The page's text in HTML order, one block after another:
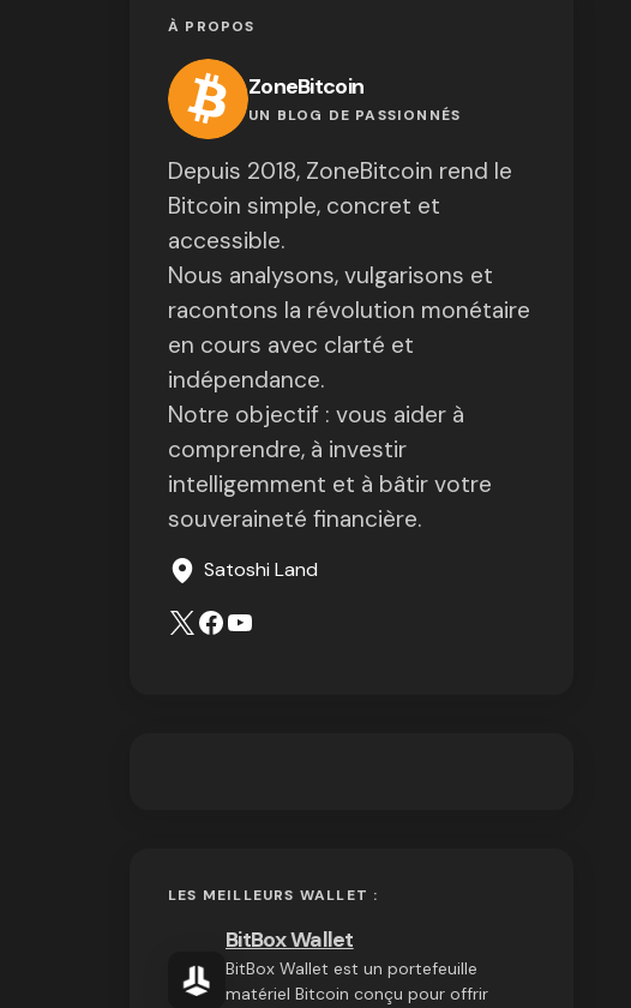
À PROPOS
ZoneBitcoin
UN BLOG DE PASSIONNÉS
Depuis 2018, ZoneBitcoin rend le
Bitcoin simple, concret et
accessible.
Nous analysons, vulgarisons et
racontons la révolution monétaire
en cours avec clarté et
indépendance.
Notre objectif : vous aider à
comprendre, à investir
intelligemment et à bâtir votre
souveraineté financière.
Satoshi Land
LES MEILLEURS WALLET :
BitBox Wallet
BitBox Wallet est un portefeuille
matériel Bitcoin conçu pour offrir